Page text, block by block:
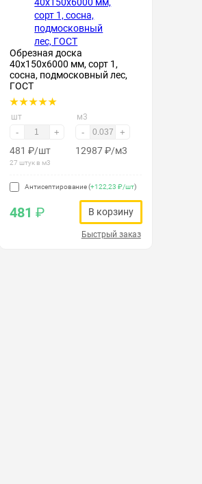
Обрезная доска
40х150х6000 мм, сорт 1,
сосна, подмосковный лес,
ГОСТ
шт
- +
481 ₽/шт
27 штук в м3
м3
- +
12987₽/м3
Антисептирование (+122,23 ₽/шт)
481 ₽ В корзину
Быстрый заказ